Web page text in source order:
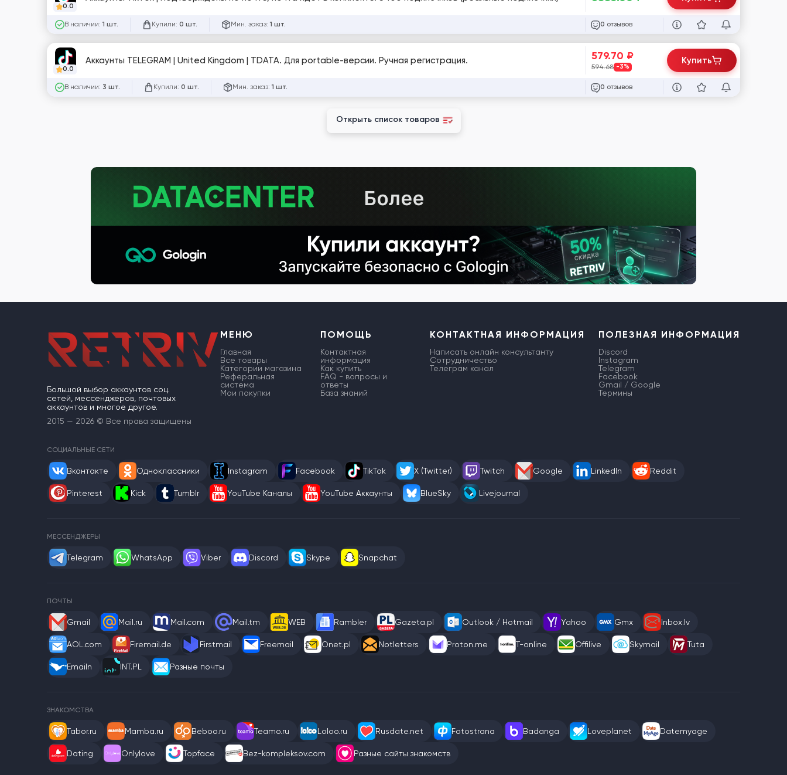
0.0
В наличии: 1 шт. Купили: 0 шт. Мин. заказ: 1 шт. 0 отзывов
0.0
Аккаунты TELEGRAM | United Kingdom | TDATA. Для portable-версии. Ручная регистрация.
В наличии: 3 шт. Купили: 0 шт. Мин. заказ: 1 шт.
579.70 ₽
594.68 -3%
0 отзывов
Купить
Открыть список товаров
Большой выбор аккаунтов соц.
сетей, мессенджеров, почтовых
аккаунтов и многое другое.
2015 — 2026 © Все права защищены
МЕНЮ
Главная
Все товары
Категории магазина
Реферальная
система
Мои покупки
ПОМОЩЬ
Контактная
информация
Как купить
FAQ - вопросы и
ответы
База знаний
КОНТАКТНАЯ ИНФОРМАЦИЯ
Написать онлайн консультанту
Сотрудничество
Телеграм канал
ПОЛЕЗНАЯ ИНФОРМАЦИЯ
Discord
Instagram
Telegram
Facebook
Gmail / Google
Термины
СОЦИАЛЬНЫЕ СЕТИ
Вконтакте Одноклассники Instagram Facebook TikTok X (Twitter) Twitch Google LinkedIn Reddit
Pinterest Kick Tumblr YouTube Каналы YouTube Аккаунты BlueSky Livejournal
МЕССЕНДЖЕРЫ
Telegram WhatsApp Viber Discord Skype Snapchat
ПОЧТЫ
Gmail Mail.ru Mail.com Mail.tm WEB Rambler Gazeta.pl Outlook / Hotmail Yahoo Gmx Inbox.lv
AOL.com Firemail.de Firstmail Freemail Onet.pl Notletters Proton.me T-online Offilive Skymail Tuta
Emailn INT.PL Разные почты
ЗНАКОМСТВА
Tabor.ru Mamba.ru Beboo.ru Teamo.ru Loloo.ru Rusdate.net Fotostrana Badanga Loveplanet Datemyage
Dating Onlylove Topface Bez-kompleksov.com Разные сайты знакомств